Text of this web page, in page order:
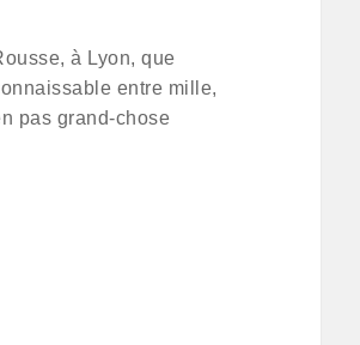
à Lyon, que
entre mille,
pas grand-chose